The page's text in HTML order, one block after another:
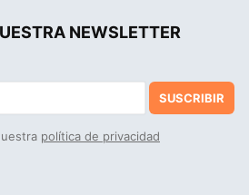
NEWSLETTER
SUSCRIBIR
política de privacidad